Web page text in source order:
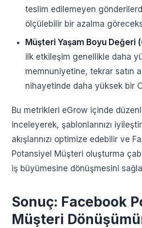
teslim edilemeyen
ölçülebilir bir azalma
Müşteri Yaşam Boyu Değeri
ilk etkileşim genellikle daha
memnuniyetine, tekrar satın
nihayetinde daha yüksek bir
Bu metrikleri eGrow içinde
inceleyerek, şablonlarınızı
akışlarınızı optimize edebilir ve
Potansiyel Müşteri oluşturma
iş büyümesine dönüşmesini
Sonuç: Facebook
Müşteri